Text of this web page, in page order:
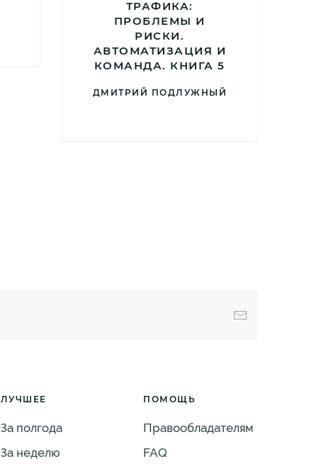
ТРАФИКА:
ПРОБЛЕМЫ И
РИСКИ.
АВТОМАТИЗАЦИЯ И
КОМАНДА. КНИГА 5
ДМИТРИЙ ПОДЛУЖНЫЙ
ЛУЧШЕЕ
За полгода
За неделю
ПОМОЩЬ
Правообладателям
FAQ